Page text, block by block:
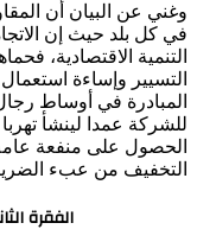
وغني عن البيان أن
في كل بلد حيث إن
التنمية الاقتصادية،
التسيير وإساءة
المبادرة في أوساط
للشركة عمدا لينشأ
الحصول على منفعة
التخفيف من عبء
الفقرة